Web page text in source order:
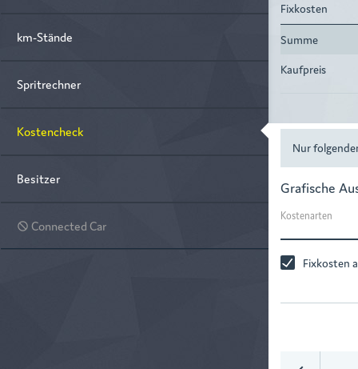
km-Stände
Spritrechner
Kostencheck
Besitzer
do_not_disturb Connected Car
Fixkosten
Summe
Kaufpreis
Nur
Grafische
Kostenarten
Fixkosten